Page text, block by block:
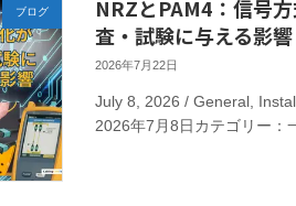
ブログ
NRZとPAM4：信号
査・試験に与える影
2026年7月22日
July 8, 2026 / General,
2026年7月8日カテゴリー